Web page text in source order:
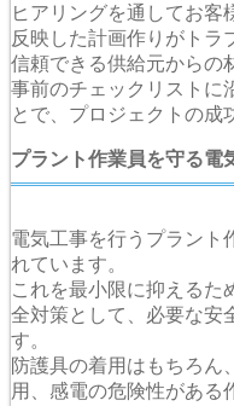
ヒアリングを通してお客
反映した計画作りがトラ
信頼できる供給元からの
事前のチェックリストに
とで、プロジェクトの成
プラント作業員を守る電
電気工事を行うプラント
れています。
これを最小限に抑えるた
全対策として、必要な安
す。
防護具の着用はもちろん
用、感電の危険性がある